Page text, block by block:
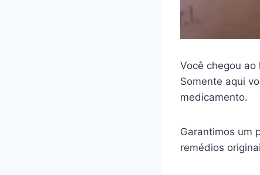
Você chegou
Somente aqui
medicamento.
Garantimos um
remédios